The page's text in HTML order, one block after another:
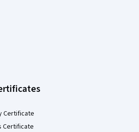
Certificate
Certificate